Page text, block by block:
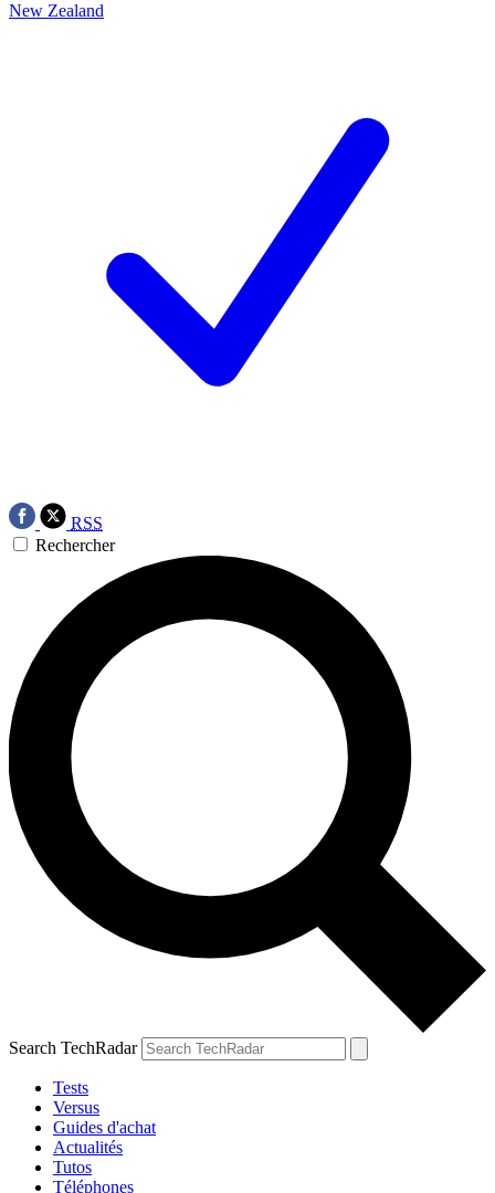
New Zealand
RSS
Rechercher
Search TechRadar
Tests
Versus
Guides d'achat
Actualités
Tutos
Téléphones